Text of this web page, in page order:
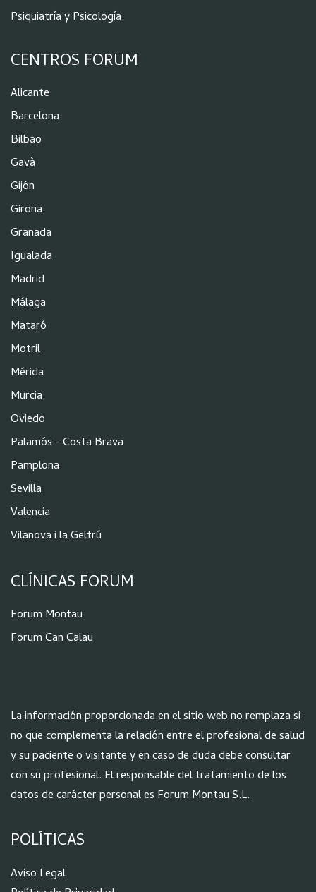
Psiquiatría y Psicología
CENTROS FORUM
Alicante
Barcelona
Bilbao
Gavà
Gijón
Girona
Granada
Igualada
Madrid
Málaga
Mataró
Motril
Mérida
Murcia
Oviedo
Palamós - Costa Brava
Pamplona
Sevilla
Valencia
Vilanova i la Geltrú
CLÍNICAS FORUM
Forum Montau
Forum Can Calau
La información proporcionada en el sitio web no remplaza si
no que complementa la relación entre el profesional de salud
y su paciente o visitante y en caso de duda debe consultar
con su profesional. El responsable del tratamiento de los
datos de carácter personal es Forum Montau S.L.
POLÍTICAS
Aviso Legal